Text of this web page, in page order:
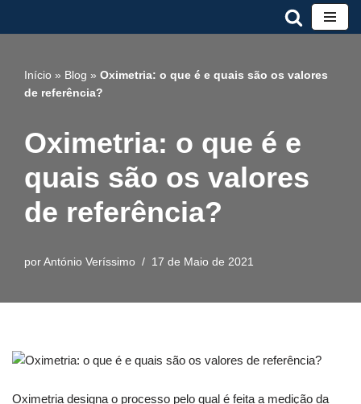
conteúdo
Início » Blog » Oximetria: o que é e quais são os valores
de referência?
Oximetria: o que é e
quais são os valores
de referência?
por António Veríssimo 17 de Maio de 2021
Oximetria designa o processo pelo qual é feita a medição da